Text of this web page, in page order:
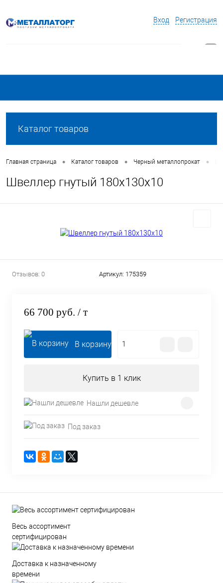
Вход Регистрация
Каталог товаров
Главная страница • Каталог товаров • Черный металлопрокат •
Швеллер гнутый 180х130х10
Отзывов: 0 Артикул: 175359
66 700 руб. / т
В корзину
Купить в 1 клик
Нашли дешевле
Под заказ
Весь ассортимент
сертифицирован
Доставка к назначенному
времени